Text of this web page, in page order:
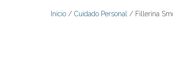
Inicio / Cuidado Personal / Fillerina